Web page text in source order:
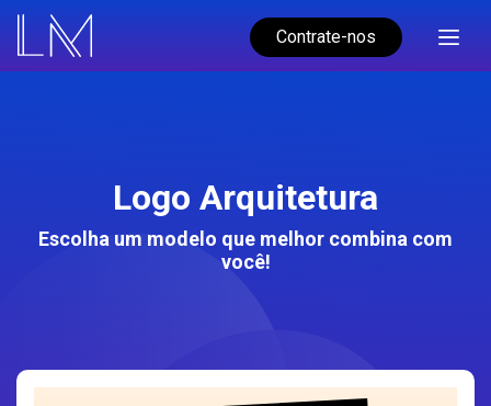
Contrate-nos
Logo Arquitetura
Escolha um modelo que melhor combina com
você!